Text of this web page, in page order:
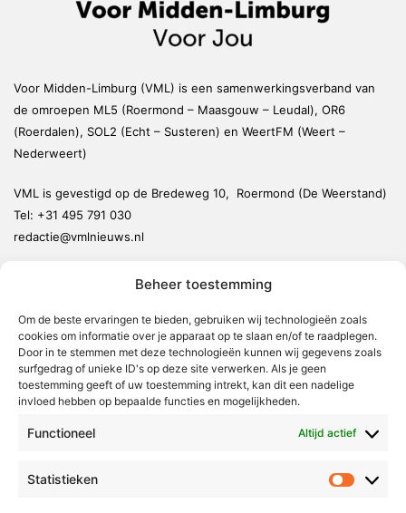
Beheer toestemming
Om de beste ervaringen te bieden, gebruiken wij technologieën zoals
cookies om informatie over je apparaat op te slaan en/of te raadplegen.
Door in te stemmen met deze technologieën kunnen wij gegevens zoals
surfgedrag of unieke ID's op deze site verwerken. Als je geen
toestemming geeft of uw toestemming intrekt, kan dit een nadelige
invloed hebben op bepaalde functies en mogelijkheden.
Functioneel Altijd actief
Statistieken
Voor Midden-Limburg (VML) is een samenwerkingsverband van
de omroepen ML5 (Roermond – Maasgouw – Leudal), OR6
(Roerdalen), SOL2 (Echt – Susteren) en WeertFM (Weert –
Nederweert)
VML is gevestigd op de Bredeweg 10, Roermond (De Weerstand)
Tel: +31 495 791 030
redactie@vmlnieuws.nl
Nederweert
Leudal
Maasgouw
Echt-Susteren
Roerdalen